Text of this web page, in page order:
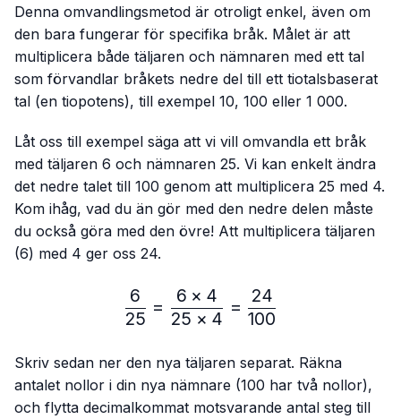
Denna omvandlingsmetod är otroligt enkel, även om
den bara fungerar för specifika bråk. Målet är att
multiplicera både täljaren och nämnaren med ett tal
som förvandlar bråkets nedre del till ett tiotalsbaserat
tal (en tiopotens), till exempel 10, 100 eller 1 000.
Låt oss till exempel säga att vi vill omvandla ett bråk
med täljaren 6 och nämnaren 25. Vi kan enkelt ändra
det nedre talet till 100 genom att multiplicera 25 med 4.
Kom ihåg, vad du än gör med den nedre delen måste
du också göra med den övre! Att multiplicera täljaren
(6) med 4 ger oss 24.
\frac{6}{25}=\frac{6 ×
25
6
=
25 × 4
6 × 4
=
100
24
Skriv sedan ner den nya täljaren separat. Räkna
antalet nollor i din nya nämnare (100 har två nollor),
och flytta decimalkommat motsvarande antal steg till